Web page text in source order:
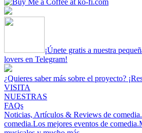
¡Únete gratis a nuestra
lovers en Telegram!
¿Quieres saber más sobre el proyecto?
VISITA
NUESTRAS
FAQs
Noticias, Artículos & Reviews de comedia.
comedia.Los mejores eventos de comedia.